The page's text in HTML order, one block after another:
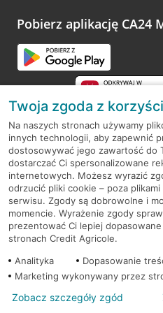
opinie.
Pobierz aplikację CA24
RODO
Regulamin serwisu
Mapa serwisu
PolitykaCookies
© 2026 Credit Agricole Bank Polska
Twoja zgoda z
Na naszych stronach używamy
innych technologii, aby zapewnić
dostosowywać jego zawartość do
dostarczać Ci spersonalizowane
internetowych. Możesz wyrazić
odrzucić pliki cookie – poza
serwisu. Zgody są dobrowolne i
momencie. Wyrażenie zgody
prezentować Ci lepiej
stronach Credit Agricole.
Analityka
Dopasowanie
Marketing wykonywany przez
Zobacz szczegóły zgód